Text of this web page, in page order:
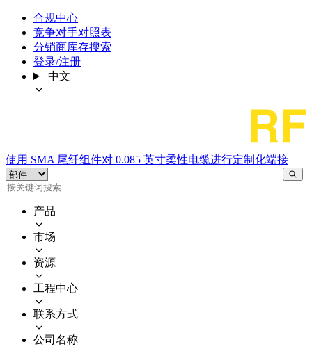
合规中心
竞争对手对照表
分销商库存搜索
登录/注册
中文
使用 SMA 尾纤组件对 0.085 英寸柔性电缆进行定制化端接
产品
市场
资源
工程中心
联系方式
公司名称